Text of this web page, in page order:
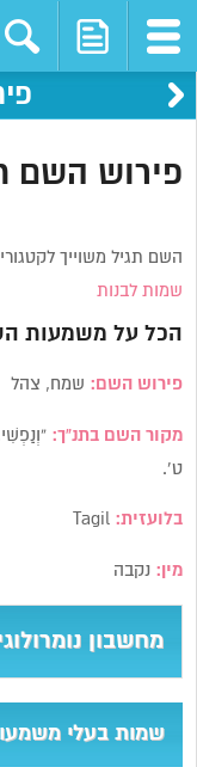
פירוש השם
השם תגיל משוייך
שמות לבנות
הכל על משמעות
פירוש השם: שמח, צהל
מקור השם בתנ”ך:
ט’.
בלועזית:
מין: נקבה
מחשבון
שמות בעלי